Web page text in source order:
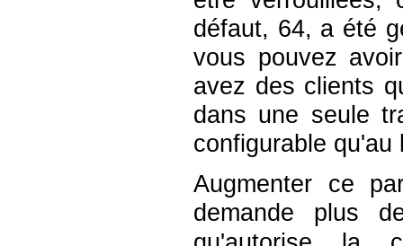
défaut, 64, a été
vous pouvez
avez des clients
dans une seule
configurable qu'au
Augmenter ce
demande plus